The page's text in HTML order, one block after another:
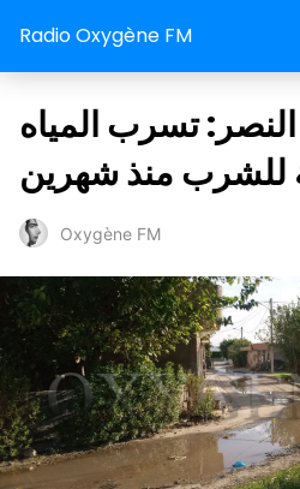
Radio Oxygène FM
تسرب المياه
للشرب منذ شهرين
Oxygène FM